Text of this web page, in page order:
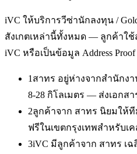
iVC ให้บริการวีซ่านักลงทุน /
สังเกตเหล่านี้ทั้งหมด — ลูกค้าใ
iVC หรือเป็นข้อมูล Address
1สาทร อยู่ห่างจากสำนักง
8-28 กิโลเมตร — ส่งเอกสา
2ลูกค้าจาก สาทร นิยมให้
ฟรีในเขตกรุงเทพสำหรับเ
3iVC มีลูกค้าจาก สาทร เฉ